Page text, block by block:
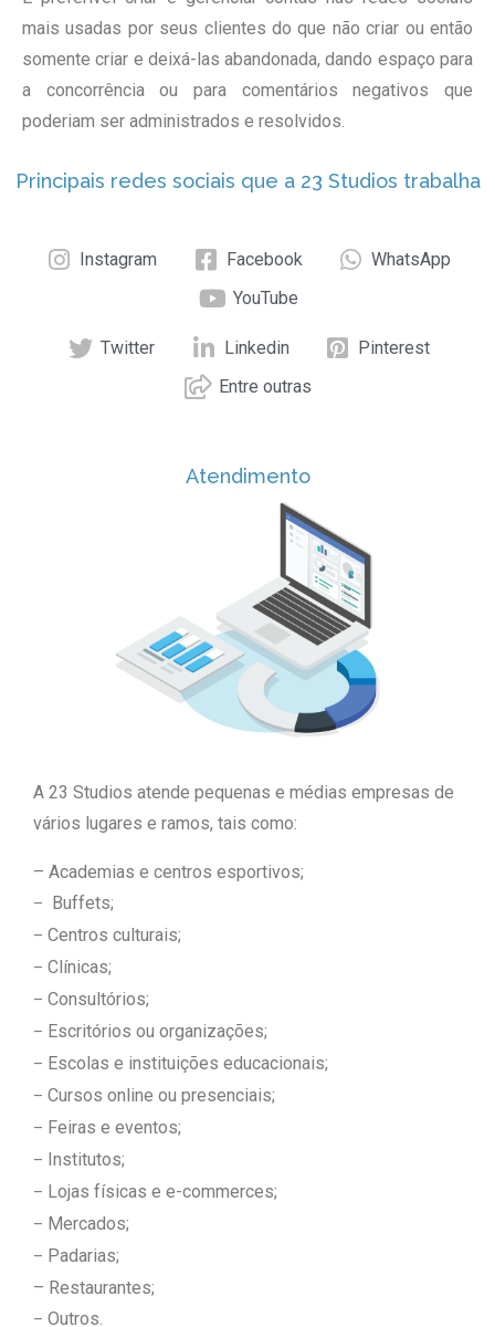
mais usadas por seus clientes do que não criar ou então
somente criar e deixá-las abandonada, dando espaço para
a concorrência ou para comentários negativos que
poderiam ser administrados e resolvidos.
Principais redes sociais que a 23 Studios trabalha
Instagram Facebook
WhatsApp
YouTube
Twitter Linkedin
Pinterest
Entre outras
Atendimento
A 23 Studios atende pequenas e médias empresas de
vários lugares e ramos, tais como:
– Academias e centros esportivos;
– Buffets;
– Centros culturais;
– Clínicas;
– Consultórios;
– Escritórios ou organizações;
– Escolas e instituições educacionais;
– Cursos online ou presenciais;
– Feiras e eventos;
– Institutos;
– Lojas físicas e e-commerces;
– Mercados;
– Padarias;
– Restaurantes;
– Outros.